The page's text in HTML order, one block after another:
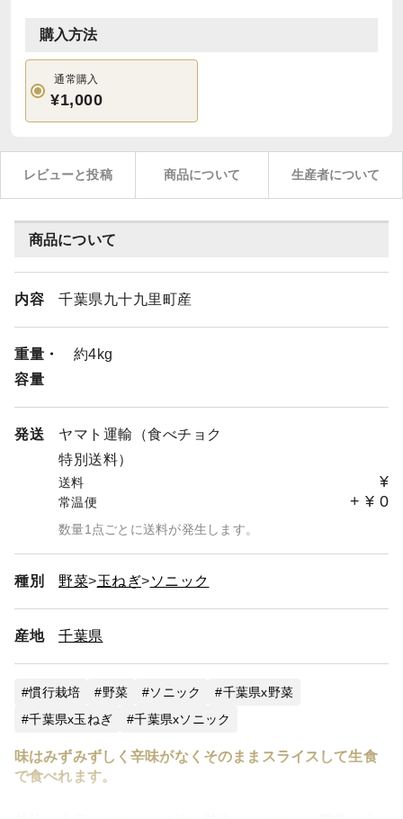
購入方法
通常購入
¥1,000
レビューと投稿 商品について 生産者について
商品について
内容 千葉県九十九里町産
重量・
容量
約4kg
発送
ヤマト運輸（食べチョク
特別送料）
送料 ¥
常温便 + ¥ 0
数量1点ごとに送料が発生します。
種別 野菜 玉ねぎ ソニック
産地 千葉県
慣行栽培 野菜 ソニック
千葉県x野菜
千葉県x玉ねぎ
千葉県xソニック
味はみずみずしく辛味がなくそのままスライスして生食
で食べれます。